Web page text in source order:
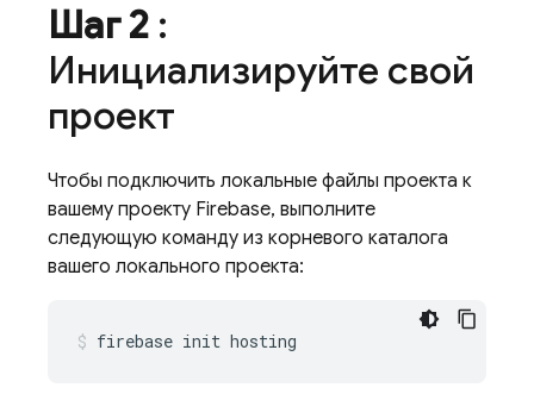
Шаг 2 :
Инициализируйте свой
проект
Чтобы подключить локальные файлы проекта к
вашему проекту Firebase, выполните
следующую команду из корневого каталога
вашего локального проекта:
firebase init hosting